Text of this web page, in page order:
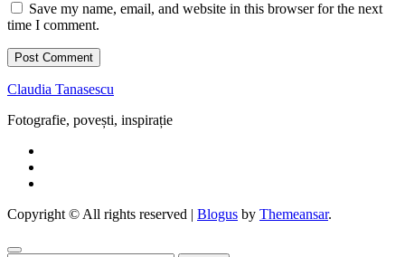
Save my name, email, and website in this browser for the next
time I comment.
Claudia Tanasescu
Fotografie, povești, inspirație
Copyright © All rights reserved | Blogus by Themeansar.